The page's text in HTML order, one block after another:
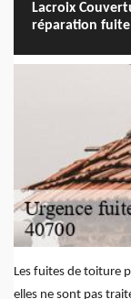
Lacroix
réparation
Les fuites de toiture
elles ne sont pas